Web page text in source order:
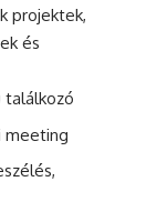
projektek,
és
találkozó
meeting